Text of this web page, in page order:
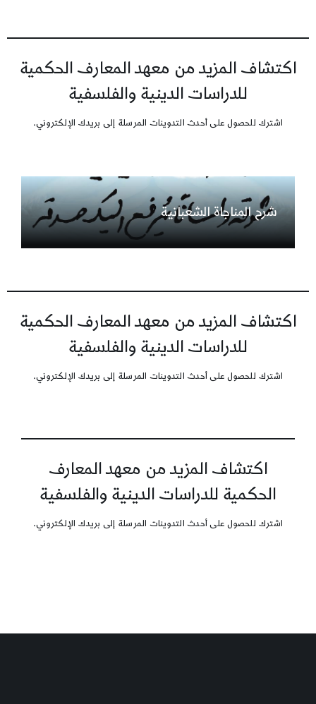
اكتشاف المزيد من معهد المعارف الحكمية
للدراسات الدينية والفلسفية
اشترك للحصول على أحدث التدوينات المرسلة إلى بريدك الإلكتروني.
شرح المناجاة الشعبانية
اكتشاف المزيد من معهد المعارف الحكمية
للدراسات الدينية والفلسفية
اشترك للحصول على أحدث التدوينات المرسلة إلى بريدك الإلكتروني.
اكتشاف المزيد من معهد المعارف
الحكمية للدراسات الدينية والفلسفية
اشترك للحصول على أحدث التدوينات المرسلة إلى بريدك الإلكتروني.